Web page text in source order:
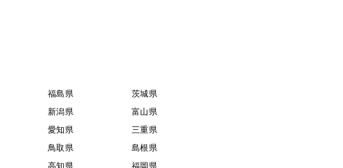
福島県
茨城県
新潟県
富山県
愛知県
三重県
鳥取県
島根県
高知県
福岡県